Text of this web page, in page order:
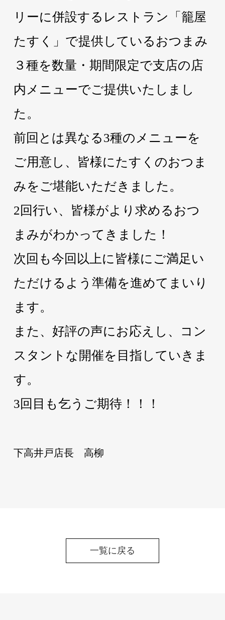
リーに併設するレストラン「籠屋
たすく」で提供しているおつまみ
３種を数量・期間限定で支店の店
内メニューでご提供いたしまし
た。
前回とは異なる3種のメニューを
ご用意し、皆様にたすくのおつま
みをご堪能いただきました。
2回行い、皆様がより求めるおつ
まみがわかってきました！
次回も今回以上に皆様にご満足い
ただけるよう準備を進めてまいり
ます。
また、好評の声にお応えし、コン
スタントな開催を目指していきま
す。
3回目も乞うご期待！！！
下高井戸店長 高柳
一覧に戻る